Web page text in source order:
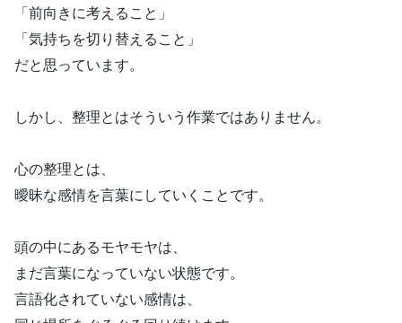
「前向きに考えること」
「気持ちを切り替えること」
だと思っています。
しかし、整理とはそういう作業ではありません。
心の整理とは、
曖昧な感情を言葉にしていくことです。
頭の中にあるモヤモヤは、
まだ言葉になっていない状態です。
言語化されていない感情は、